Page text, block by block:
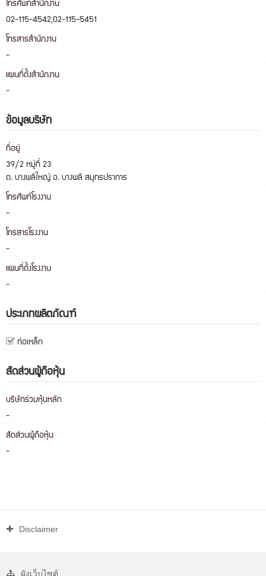
โทรศัพท์สำนักงาน
02-115-4542,02-115-5451
โทรสารสำนักงาน
-
แผนที่ตั้งสำนักงาน
-
ข้อมูลบริษัท
ที่อยู่
39/2 หมู่ที่ 23
ต. บางพลีใหญ่ อ. บางพลี สมุทรปราการ
โทรศัพท์โรงงาน
-
โทรสารโรงงาน
-
แผนที่ตั้งโรงงาน
-
ประเภทผลิตภัณฑ์
ท่อเหล็ก
สัดส่วนผู้ถือหุ้น
บริษัทร่วมหุ้นหลัก
-
สัดส่วนผู้ถือหุ้น
-
Disclaimer
ผังเว็บไซต์